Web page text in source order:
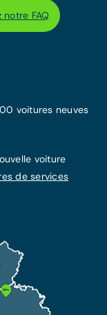
notre FAQ
voitures neuves
voiture
de services